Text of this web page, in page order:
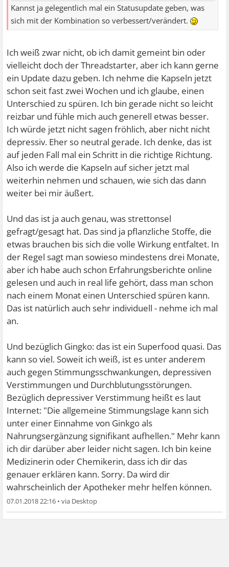
Kannst ja gelegentlich mal ein Statusupdate geben, was
sich mit der Kombination so verbessert/verändert.
Ich weiß zwar nicht, ob ich damit gemeint bin oder
vielleicht doch der Threadstarter, aber ich kann gerne
ein Update dazu geben. Ich nehme die Kapseln jetzt
schon seit fast zwei Wochen und ich glaube, einen
Unterschied zu spüren. Ich bin gerade nicht so leicht
reizbar und fühle mich auch generell etwas besser.
Ich würde jetzt nicht sagen fröhlich, aber nicht nicht
depressiv. Eher so neutral gerade. Ich denke, das ist
auf jeden Fall mal ein Schritt in die richtige Richtung.
Also ich werde die Kapseln auf sicher jetzt mal
weiterhin nehmen und schauen, wie sich das dann
weiter bei mir äußert.
Und das ist ja auch genau, was strettonsel
gefragt/gesagt hat. Das sind ja pflanzliche Stoffe, die
etwas brauchen bis sich die volle Wirkung entfaltet. In
der Regel sagt man sowieso mindestens drei Monate,
aber ich habe auch schon Erfahrungsberichte online
gelesen und auch in real life gehört, dass man schon
nach einem Monat einen Unterschied spüren kann.
Das ist natürlich auch sehr individuell - nehme ich mal
an.
Und bezüglich Gingko: das ist ein Superfood quasi. Das
kann so viel. Soweit ich weiß, ist es unter anderem
auch gegen Stimmungsschwankungen, depressiven
Verstimmungen und Durchblutungsstörungen.
Bezüglich depressiver Verstimmung heißt es laut
Internet: "Die allgemeine Stimmungslage kann sich
unter einer Einnahme von Ginkgo als
Nahrungsergänzung signifikant aufhellen." Mehr kann
ich dir darüber aber leider nicht sagen. Ich bin keine
Medizinerin oder Chemikerin, dass ich dir das
genauer erklären kann. Sorry. Da wird dir
wahrscheinlich der Apotheker mehr helfen können.
07.01.2018 22:16 •